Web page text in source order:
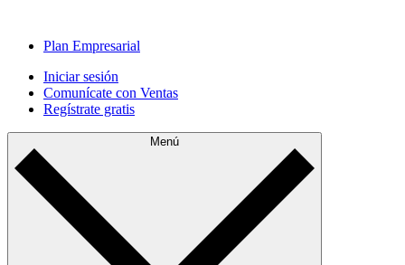
Plan Empresarial
Iniciar sesión
Comunícate con Ventas
Regístrate gratis
Menú